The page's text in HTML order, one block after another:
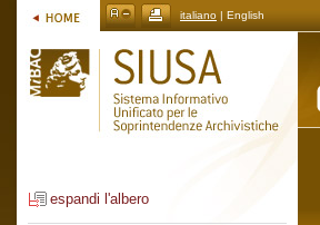
italiano | English
espandi l'albero